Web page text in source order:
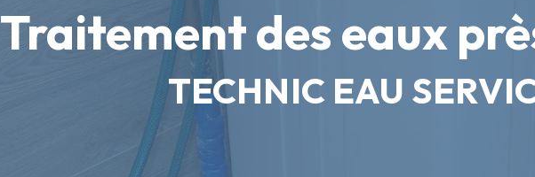
Traitement des eaux
TECHNIC EAU